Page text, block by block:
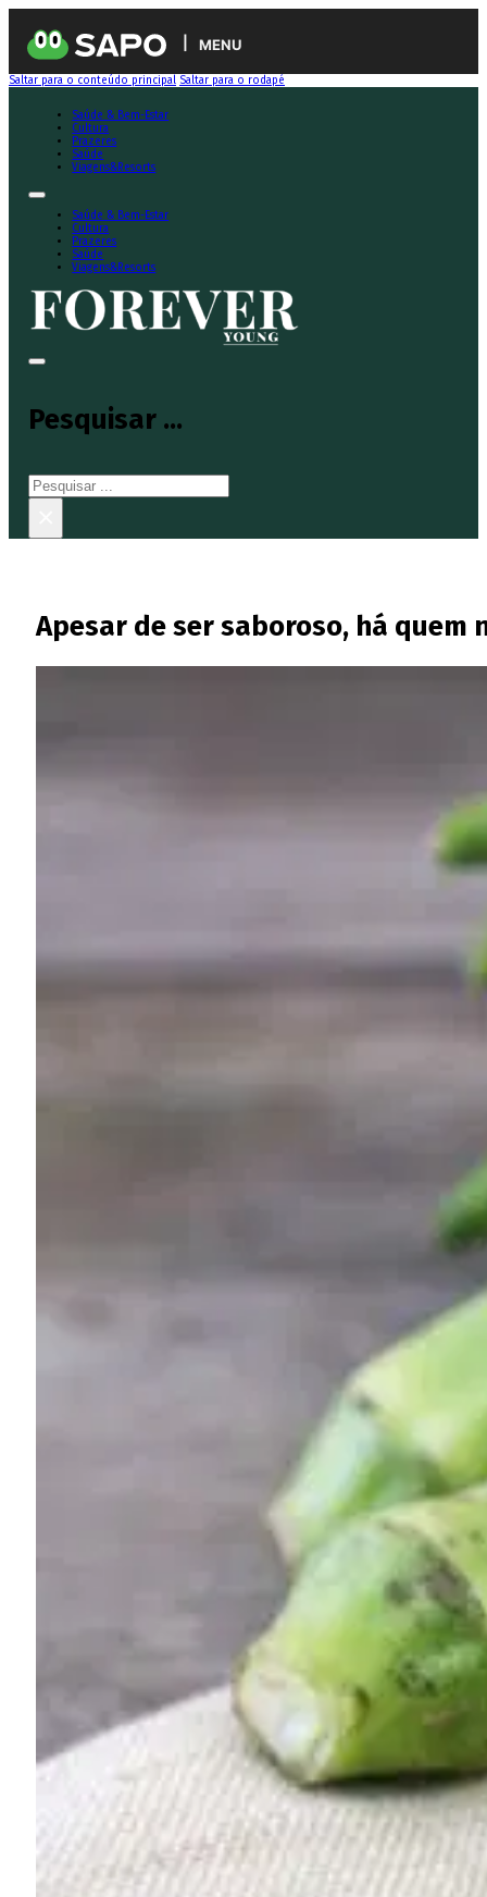
MENU
Saltar para o conteúdo principal Saltar para o rodapé
Saúde & Bem-Estar
Cultura
Prazeres
Saúde
Viagens&Resorts
Saúde & Bem-Estar
Cultura
Prazeres
Saúde
Viagens&Resorts
Pesquisar ...
Pesquisar
Apesar de ser saboroso, há quem